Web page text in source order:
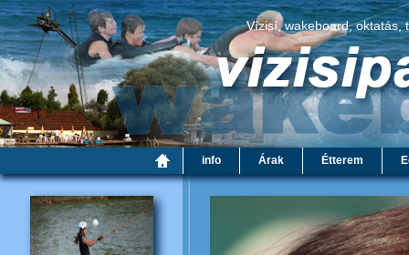
Vízisí, wakeboard, oktatás,
info Árak Étterem